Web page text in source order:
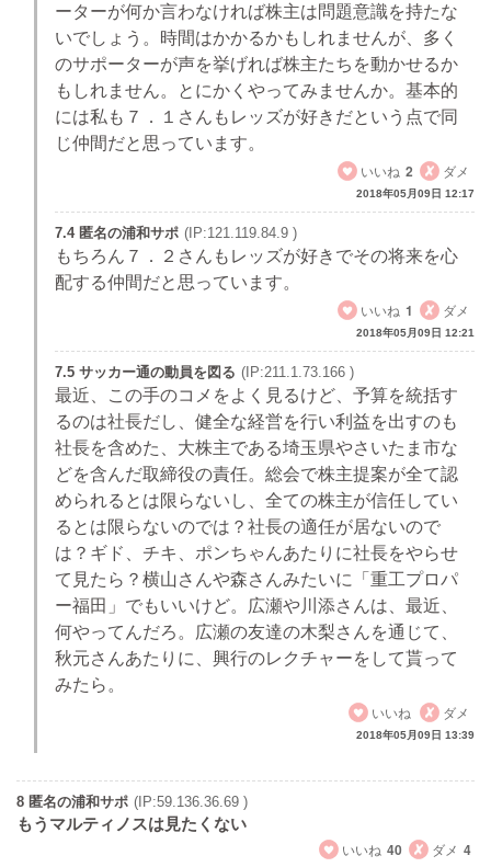
ーターが何か言わなければ株主は問題意識を持たな
いでしょう。時間はかかるかもしれませんが、多く
のサポーターが声を挙げれば株主たちを動かせるか
もしれません。とにかくやってみませんか。基本的
には私も７．１さんもレッズが好きだという点で同
じ仲間だと思っています。
いいね 2 ダメ
2018年05月09日 12:17
7.4 匿名の浦和サポ (IP:121.119.84.9 )
もちろん７．２さんもレッズが好きでその将来を心
配する仲間だと思っています。
いいね 1 ダメ
2018年05月09日 12:21
7.5 サッカー通の動員を図る (IP:211.1.73.166 )
最近、この手のコメをよく見るけど、予算を統括す
るのは社長だし、健全な経営を行い利益を出すのも
社長を含めた、大株主である埼玉県やさいたま市な
どを含んだ取締役の責任。総会で株主提案が全て認
められるとは限らないし、全ての株主が信任してい
るとは限らないのでは？社長の適任が居ないので
は？ギド、チキ、ポンちゃんあたりに社長をやらせ
て見たら？横山さんや森さんみたいに「重工プロパ
ー福田」でもいいけど。広瀬や川添さんは、最近、
何やってんだろ。広瀬の友達の木梨さんを通じて、
秋元さんあたりに、興行のレクチャーをして貰って
みたら。
いいね
ダメ
2018年05月09日 13:39
8 匿名の浦和サポ (IP:59.136.36.69 )
もうマルティノスは見たくない
いいね 40 ダメ 4